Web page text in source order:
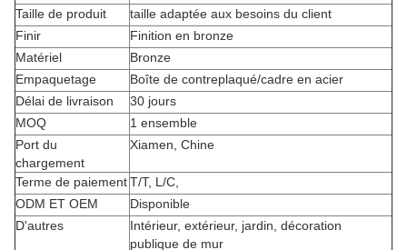
Taille de produit
taille adaptée aux besoins du client
Finir
Finition en bronze
Matériel
Bronze
Empaquetage
Boîte de contreplaqué/cadre en acier
Délai de livraison
30 jours
MOQ
1 ensemble
Port du
chargement
Xiamen, Chine
Terme de paiementT/T, L/C,
ODM ET OEM
Disponible
D'autres
Intérieur, extérieur, jardin, décoration
publique de mur